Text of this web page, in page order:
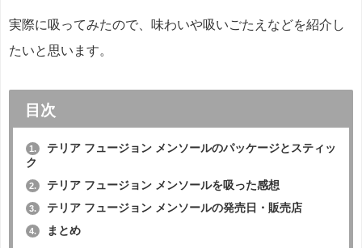
実際に吸ってみたので、味わいや吸いごたえなどを紹介し
たいと思います。
目次
1.
テリア フュージョン メンソールのパッケージとスティッ
ク
2. テリア フュージョン メンソールを吸った感想
3. テリア フュージョン メンソールの発売日・販売店
4. まとめ